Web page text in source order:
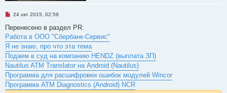
Н
п
р
о
ч
и
т
а
н
н
о
е
24 окт 2015, 02:59
Перенесено в раздел PR:
Работа в ООО "Сбербанк-Сервис"
Я не знаю, про что эта тема
Подаем в суд на компанию HENDZ (выплата ЗП)
Nautilus ATM Translator на Android (Nautilus)
Программа для расшифровки ошибок модулей Wincor
Программа ATM Diagnostics (Android) NCR